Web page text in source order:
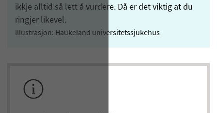
ikkje alltid så lett å vurdere. Då er det viktig at du
ringjer likevel.
Illustrasjon: Haukeland universitetssjukehus